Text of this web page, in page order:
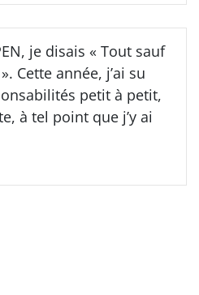
je disais « Tout sauf
Cette année, j’ai su
petit à petit,
à tel point que j’y ai